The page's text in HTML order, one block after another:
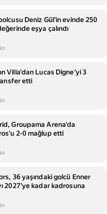
Deniz Gül'in evinde 250
eşya çalındı
Villa'dan Lucas Digne'yi 3
etti
Groupama Arena'da
2-0 mağlup etti
36 yaşındaki golcü Enner
2027'ye kadar kadrosuna